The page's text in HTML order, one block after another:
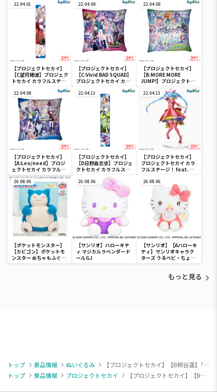
feat. 初音ミク ビジュ
アルボード
ラータオル“Leo/need”
ラータオル“Leo/need”
22.04.01
【プロジェクトセカイ】
【C望月穂波】プロジェク
トセカイ カラフルステー
ジ！ feat. 初音ミク マフ
ラータオル“Leo/need”
22.04.08
【プロジェクトセカイ】
【C:Vivid BAD SQUAD】
プロジェクトセカイ カラ
音ミク [PM]クッション
22.04.08
【プロジェクトセカイ】
【B:MORE MORE
JUMP!】プロジェクトセ
カイ カラフルステージ！
feat. 初音ミク [PM]クッ
ションVol.1
22.04.08
【プロジェクトセカイ】
【A:Leo/need】プロジ
ェクトセカイ カラフルス
テージ！ feat. 初音ミク
[PM]クッションVol.1
22.04.13
【プロジェクトセカイ】
【D日野森志歩】プロジェ
クトセカイ カラフルステ
ージ！ feat. 初音ミク マ
フラータオ
ル“Leo/need”
22.04.13
【プロジェクトセカイ】
プロジェクトセカイ カラ
フルステージ！ feat. 初
ア“ワンダーランドのセカ
イの初音ミク”
26.08.06
【ポケットモンスター】
【カビゴン】ポケットモ
ンスター めちゃもふぐっ
と ほっこりいやされぬい
26.08.06
【サンリオ】ハローキテ
ィ マジカルラベンダード
ールGJ
26.08.06
【サンリオ】【Aハローキ
ティ】サンリオキャラク
ターズ うるベビ・ちょい
デカドール
もっと見る
トップ 景品情報 ぬいぐるみ
【プロジェクトセカイ】【B桐谷遥】｢劇場版プロジェクトセカイ 壊れたセカイと歌えないミク｣ ふわぷちミニぬいぐるみ”MORE MORE JUMP!”(EX)
トップ
景品情報 プロジェクトセカイ 【プロジェクトセカイ】【B桐谷遥】｢劇場版プロジェクトセカイ 壊れたセカイと歌えないミク｣ ふわぷちミニぬいぐるみ”MORE MORE JUMP!”(EX)